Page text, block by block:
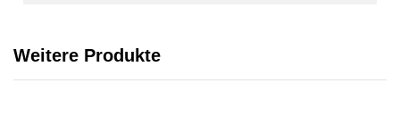
Weitere Produkte